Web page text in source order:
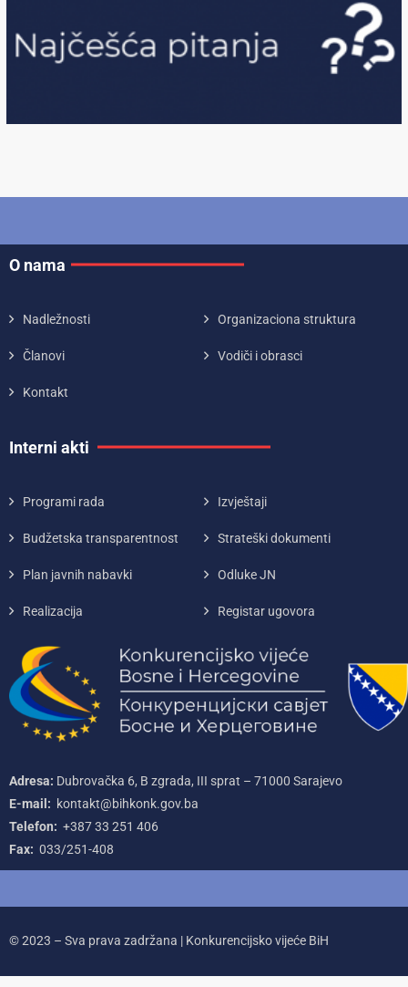
O nama
Nadležnosti Organizaciona struktura
Članovi Vodiči i obrasci
Kontakt
Interni akti
Programi rada Izvještaji
Budžetska transparentnost Strateški dokumenti
Plan javnih nabavki Odluke JN
Realizacija Registar ugovora
Adresa: Dubrovačka 6, B zgrada, III sprat – 71000‌ Sarajevo
E-mail: kontakt@bihkonk.gov.ba
Telefon: +387‌ 33‌ 251‌ 406
Fax: 033/251-408
© 2023 – Sva prava zadržana | Konkurencijsko vijeće BiH